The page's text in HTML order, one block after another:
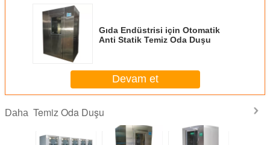
Gıda Endüstrisi için Otomatik
Anti Statik Temiz Oda Duşu
Devam et
Daha Temiz Oda Duşu